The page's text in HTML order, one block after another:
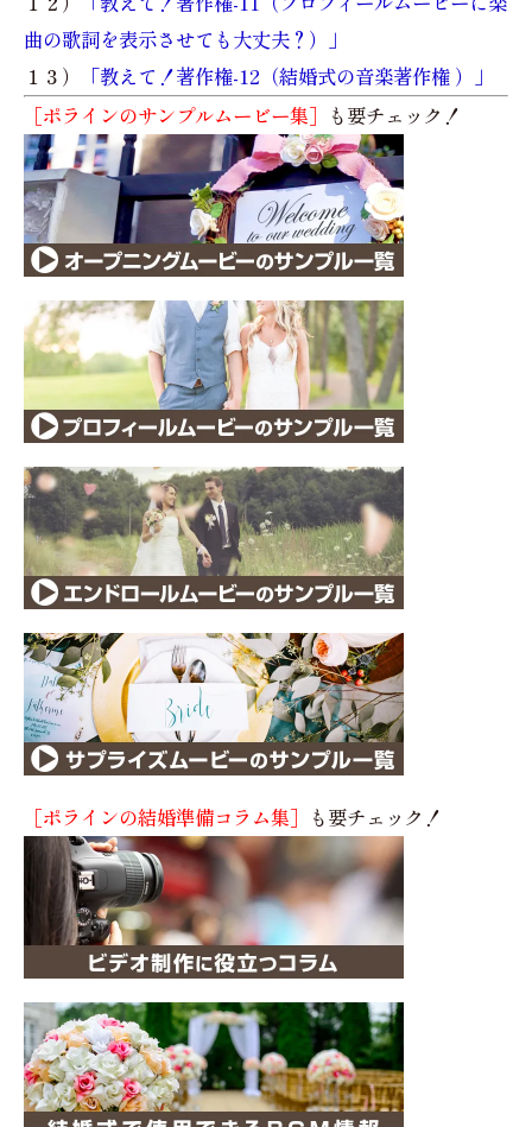
曲の歌詞を表示させても大丈夫？）」
１３）
「教えて！著作権-12（結婚式の音楽著作権 ）」
［ポラインのサンプルムービー集］ も要チェック！
［ポラインの結婚準備コラム集］ も要チェック！